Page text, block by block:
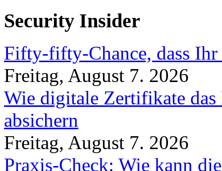
Security Insider
Fifty-fifty-Chance, dass
Freitag, August 7. 2026
Wie digitale Zertifikate
absichern
Freitag, August 7. 2026
Praxis-Check: Wie kann